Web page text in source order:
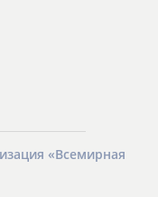
«Всемирная